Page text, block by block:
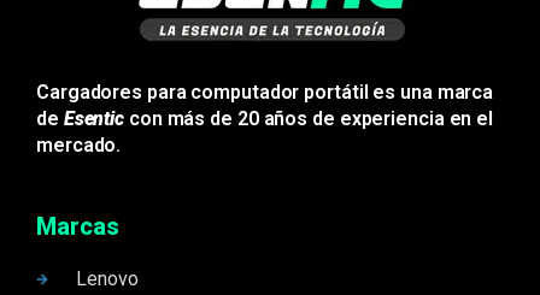
Cargadores para computador portátil es una marca
de Esentic con más de 20 años de experiencia en el
mercado.
Marcas
Lenovo